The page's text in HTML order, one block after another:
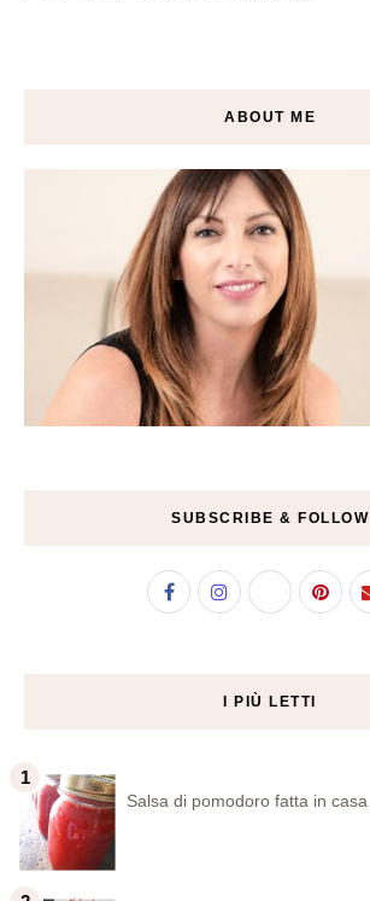
ABOUT ME
SUBSCRIBE & FOLLOW
I PIÙ LETTI
Salsa di pomodoro fatta in casa